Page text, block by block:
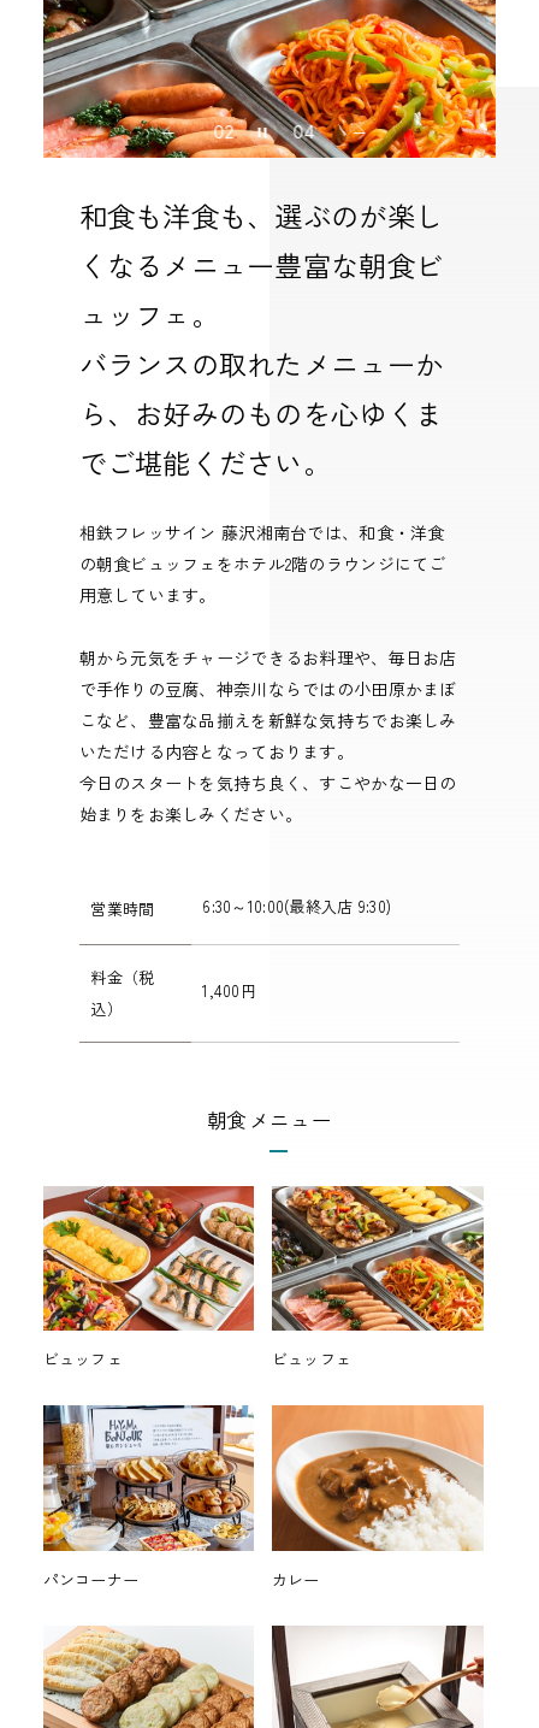
02 04
和食も洋食も、選ぶのが楽し
くなるメニュー豊富な朝食ビ
ュッフェ。
バランスの取れたメニューか
ら、お好みのものを心ゆくま
でご堪能ください。
相鉄フレッサイン 藤沢湘南台では、和食・洋食
の朝食ビュッフェをホテル2階のラウンジにてご
用意しています。
朝から元気をチャージできるお料理や、毎日お店
で手作りの豆腐、神奈川ならではの小田原かまぼ
こなど、豊富な品揃えを新鮮な気持ちでお楽しみ
いただける内容となっております。
今日のスタートを気持ち良く、すこやかな一日の
始まりをお楽しみください。
営業時間 6:30～10:00(最終入店 9:30)
料金（税
込）
1,400円
朝食メニュー
ビュッフェ ビュッフェ
パンコーナー カレー